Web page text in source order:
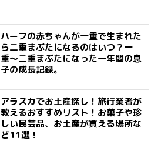
ハーフの赤ちゃんが一重で生まれた
ら二重まぶたになるのはいつ？一
重〜二重まぶたになった一年間の息
子の成長記録。
アラスカでお土産探し！旅行業者が
教えるおすすめリスト！お菓子や珍
しい民芸品、お土産が買える場所な
ど11選！